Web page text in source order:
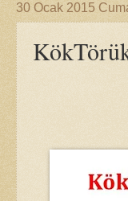
30 Ocak 2015